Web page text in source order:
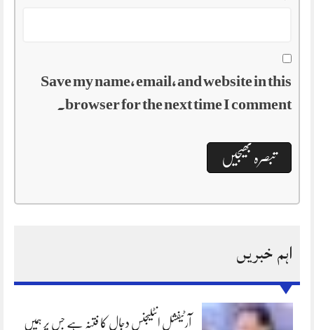
Save my name, email, and website in this
browser for the next time I comment.
اہم خبریں
آرٹیفشل انٹلیجنس دجال کا فتنہ ہے جس پر ہمیں